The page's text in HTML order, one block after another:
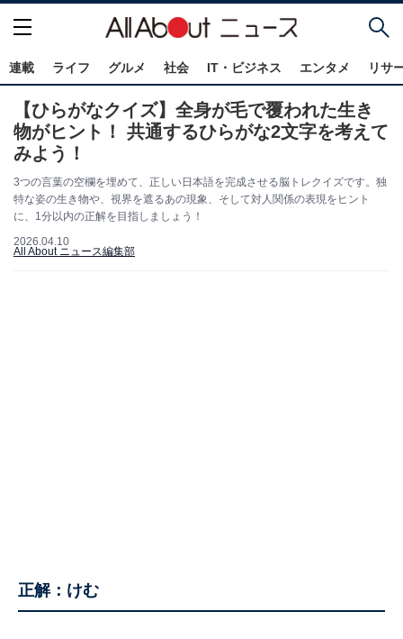
連載 ライフ グルメ 社会 IT・ビジネス エンタメ リサ
【ひらがなクイズ】全身が毛で覆われた生き
物がヒント！ 共通するひらがな2文字を考えて
みよう！
3つの言葉の空欄を埋めて、正しい日本語を完成させる脳トレクイズです。独
特な姿の生き物や、視界を遮るあの現象、そして対人関係の表現をヒント
に、1分以内の正解を目指しましょう！
2026.04.10
All About ニュース編集部
正解：けむ